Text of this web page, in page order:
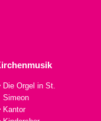
Die Orgel in St.
Simeon
Kantor